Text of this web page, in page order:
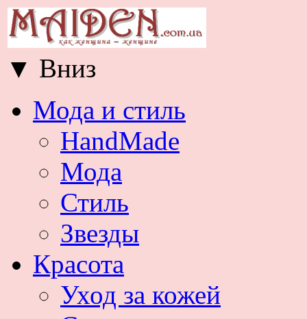
▼ Вниз
Мода и стиль
HandMade
Мода
Стиль
Звезды
Красота
Уход за кожей